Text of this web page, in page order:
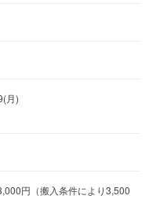
月)
円（搬入条件により3,500